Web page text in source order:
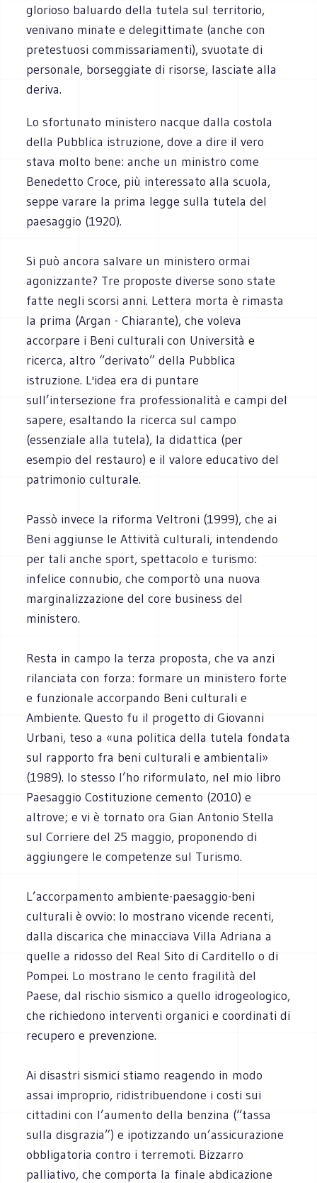
glorioso baluardo della tutela sul territorio,
venivano minate e delegittimate (anche con
pretestuosi commissariamenti), svuotate di
personale, borseggiate di risorse, lasciate alla
deriva.
Lo sfortunato ministero nacque dalla costola
della Pubblica istruzione, dove a dire il vero
stava molto bene: anche un ministro come
Benedetto Croce, più interessato alla scuola,
seppe varare la prima legge sulla tutela del
paesaggio (1920).
Si può ancora salvare un ministero ormai
agonizzante? Tre proposte diverse sono state
fatte negli scorsi anni. Lettera morta è rimasta
la prima (Argan - Chiarante), che voleva
accorpare i Beni culturali con Università e
ricerca, altro “derivato” della Pubblica
istruzione. L'idea era di puntare
sull’intersezione fra professionalità e campi del
sapere, esaltando la ricerca sul campo
(essenziale alla tutela), la didattica (per
esempio del restauro) e il valore educativo del
patrimonio culturale.
Passò invece la riforma Veltroni (1999), che ai
Beni aggiunse le Attività culturali, intendendo
per tali anche sport, spettacolo e turismo:
infelice connubio, che comportò una nuova
marginalizzazione del core business del
ministero.
Resta in campo la terza proposta, che va anzi
rilanciata con forza: formare un ministero forte
e funzionale accorpando Beni culturali e
Ambiente. Questo fu il progetto di Giovanni
Urbani, teso a «una politica della tutela fondata
sul rapporto fra beni culturali e ambientali»
(1989). Io stesso l’ho riformulato, nel mio libro
Paesaggio Costituzione cemento (2010) e
altrove; e vi è tornato ora Gian Antonio Stella
sul Corriere del 25 maggio, proponendo di
aggiungere le competenze sul Turismo.
L’accorpamento ambiente-paesaggio-beni
culturali è ovvio: lo mostrano vicende recenti,
dalla discarica che minacciava Villa Adriana a
quelle a ridosso del Real Sito di Carditello o di
Pompei. Lo mostrano le cento fragilità del
Paese, dal rischio sismico a quello idrogeologico,
che richiedono interventi organici e coordinati di
recupero e prevenzione.
Ai disastri sismici stiamo reagendo in modo
assai improprio, ridistribuendone i costi sui
cittadini con l’aumento della benzina (“tassa
sulla disgrazia”) e ipotizzando un’assicurazione
obbligatoria contro i terremoti. Bizzarro
palliativo, che comporta la finale abdicazione